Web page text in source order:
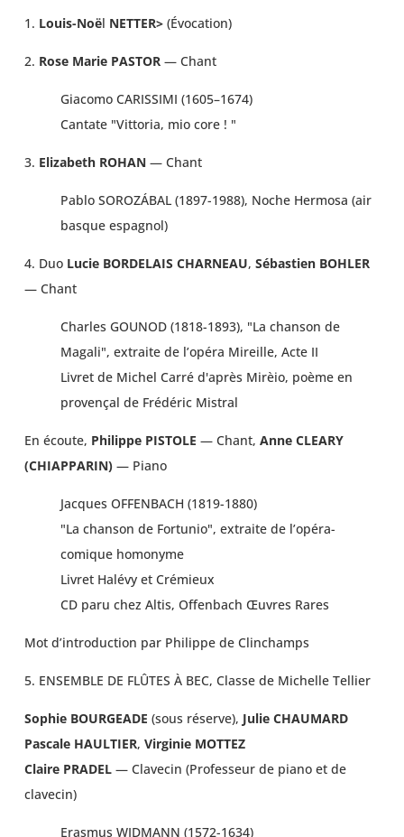
1. Louis-Noël NETTER>(Évocation)
2. Rose Marie PASTOR— Chant
Giacomo CARISSIMI (1605–1674)
Cantate "Vittoria, mio core ! "
3. Elizabeth ROHAN— Chant
Pablo SOROZÁBAL (1897-1988), Noche Hermosa (air
basque espagnol)
4. Duo Lucie BORDELAIS CHARNEAU, Sébastien BOHLER
— Chant
Charles GOUNOD (1818-1893), "La chanson de
Magali", extraite de l’opéra Mireille, Acte II
Livret de Michel Carré d'après Mirèio, poème en
provençal de Frédéric Mistral
En écoute, Philippe PISTOLE — Chant, Anne CLEARY
(CHIAPPARIN)— Piano
Jacques OFFENBACH (1819-1880)
"La chanson de Fortunio", extraite de l’opéra-
comique homonyme
Livret Halévy et Crémieux
CD paru chez Altis, Offenbach Œuvres Rares
Mot d’introduction par Philippe de Clinchamps
5. ENSEMBLE DE FLÛTES À BEC, Classe de Michelle Tellier
Sophie BOURGEADE (sous réserve), Julie CHAUMARD
Pascale HAULTIER, Virginie MOTTEZ
Claire PRADEL— Clavecin (Professeur de piano et de
clavecin)
Erasmus WIDMANN (1572-1634)